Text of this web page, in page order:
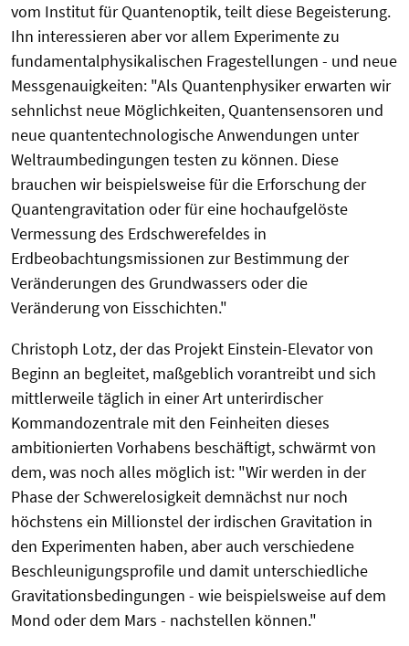
vom Institut für Quantenoptik, teilt diese Begeisterung.
Ihn interessieren aber vor allem Experimente zu
fundamentalphysikalischen Fragestellungen - und neue
Messgenauigkeiten: "Als Quantenphysiker erwarten wir
sehnlichst neue Möglichkeiten, Quantensensoren und
neue quantentechnologische Anwendungen unter
Weltraumbedingungen testen zu können. Diese
brauchen wir beispielsweise für die Erforschung der
Quantengravitation oder für eine hochaufgelöste
Vermessung des Erdschwerefeldes in
Erdbeobachtungsmissionen zur Bestimmung der
Veränderungen des Grundwassers oder die
Veränderung von Eisschichten."
Christoph Lotz, der das Projekt Einstein-Elevator von
Beginn an begleitet, maßgeblich vorantreibt und sich
mittlerweile täglich in einer Art unterirdischer
Kommandozentrale mit den Feinheiten dieses
ambitionierten Vorhabens beschäftigt, schwärmt von
dem, was noch alles möglich ist: "Wir werden in der
Phase der Schwerelosigkeit demnächst nur noch
höchstens ein Millionstel der irdischen Gravitation in
den Experimenten haben, aber auch verschiedene
Beschleunigungsprofile und damit unterschiedliche
Gravitationsbedingungen - wie beispielsweise auf dem
Mond oder dem Mars - nachstellen können."